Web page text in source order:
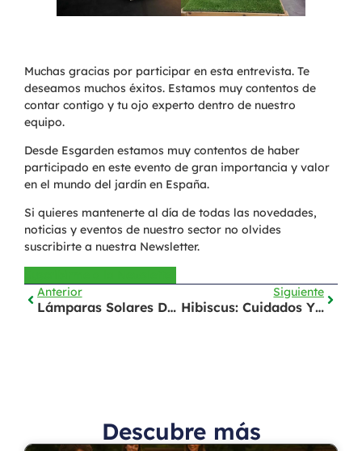
Muchas gracias por participar en esta entrevista. Te
deseamos muchos éxitos. Estamos muy contentos de
contar contigo y tu ojo experto dentro de nuestro
equipo.
Desde Esgarden estamos muy contentos de haber
participado en este evento de gran importancia y valor
en el mundo del jardín en España.
Si quieres mantenerte al día de todas las novedades,
noticias y eventos de nuestro sector no olvides
suscribirte a nuestra Newsletter.
Anterior
Lámparas Solares De Exterior:
Siguiente
Hibiscus: Cuidados Y Características
Descubre más